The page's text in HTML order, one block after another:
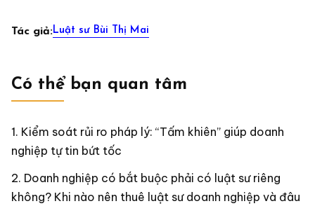
Tác giả:Luật sư Bùi Thị Mai
Có thể bạn quan tâm
Kiểm soát rủi ro pháp lý: “Tấm khiên” giúp doanh
nghiệp tự tin bứt tốc
Doanh nghiệp có bắt buộc phải có luật sư riêng
không? Khi nào nên thuê luật sư doanh nghiệp và đâu